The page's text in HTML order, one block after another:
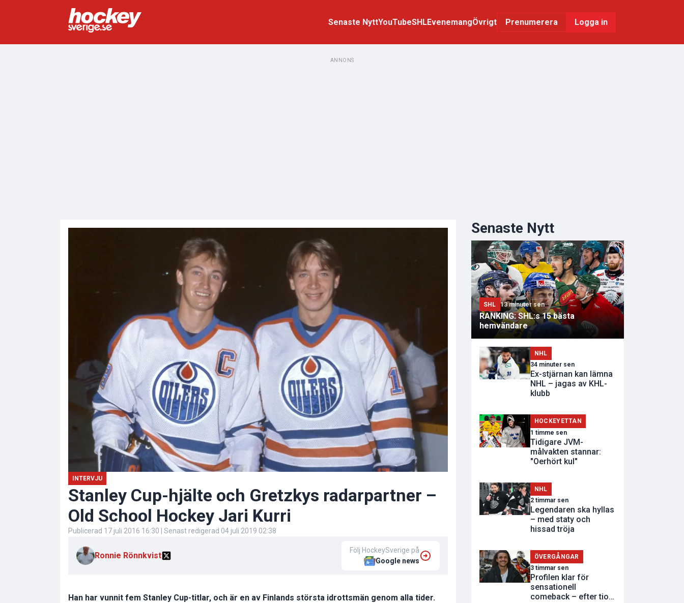
Senaste NyttYouTubeSHLEvenemangÖvrigt Prenumerera Logga in
ANNONS
INTERVJU
Stanley Cup-hjälte och Gretzkys radarpartner –
Old School Hockey Jari Kurri
Publicerad 17 juli 2016 16:30 | Senast redigerad 04 juli 2019 02:38
Ronnie Rönnkvist
Följ HockeySverige på
Google news
Han har vunnit fem Stanley Cup-titlar, och är en av Finlands största idrottsmän genom alla tider.
Senaste Nytt
SHL 13 minuter sen
RANKING: SHL:s 15 bästa
hemvändare
NHL
34 minuter sen
Ex-stjärnan kan lämna
NHL – jagas av KHL-
klubb
HOCKEYETTAN
1 timme sen
Tidigare JVM-
målvakten stannar:
"Oerhört kul"
NHL
2 timmar sen
Legendaren ska hyllas
– med staty och
hissad tröja
ÖVERGÅNGAR
3 timmar sen
Profilen klar för
sensationell
comeback – efter tio